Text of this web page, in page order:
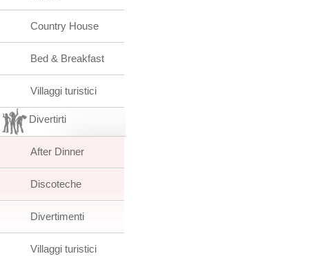
Country House
Bed & Breakfast
Villaggi turistici
Divertirti
After Dinner
Discoteche
Divertimenti
Villaggi turistici